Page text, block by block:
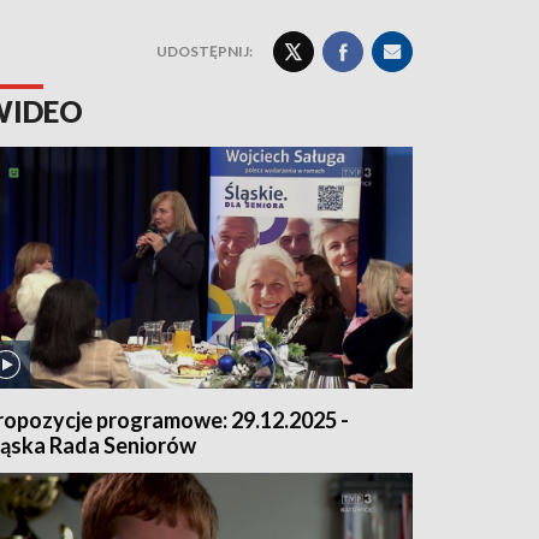
UDOSTĘPNIJ:
programowe: 29.12.2025 -
Rada Seniorów